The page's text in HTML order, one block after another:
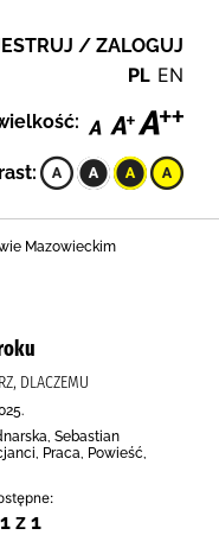
/ ZALOGUJ
PL EN
Mazowieckim
DLACZEMU
Sebastian
Praca, Powieść,
1 z 1